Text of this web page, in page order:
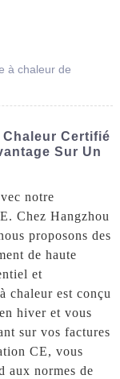
à chaleur de
Certifié
Sur Un
notre
Chez Hangzhou
proposons des
de haute
et
chaleur est conçu
hiver et vous
sur vos factures
CE, vous
aux normes de